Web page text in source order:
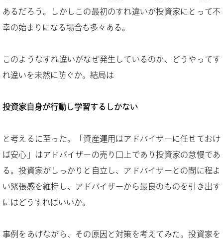
あるだろう。しかしこの最初のすれ違いが投資家にとって不
幸の始まりになる場合も多々ある。
このようなすれ違いがなぜ発生しているのか、どうやってす
れ違いを未然に防ぐか。結局は
投資家自身が行動し学習するしかない
と考えるに至った。「資産運用はアドバイザーに任せておけ
ば安心」はアドバイザーの売り口上であり投資家の怠慢であ
る。投資家がしっかりと自立し、アドバイザーとの間に程よ
い緊張感を維持し、アドバイザーから最良のものを引き出す
にはどうすればいいか。
事例をあげながら、その原因と対策を考えてみた。投資家を